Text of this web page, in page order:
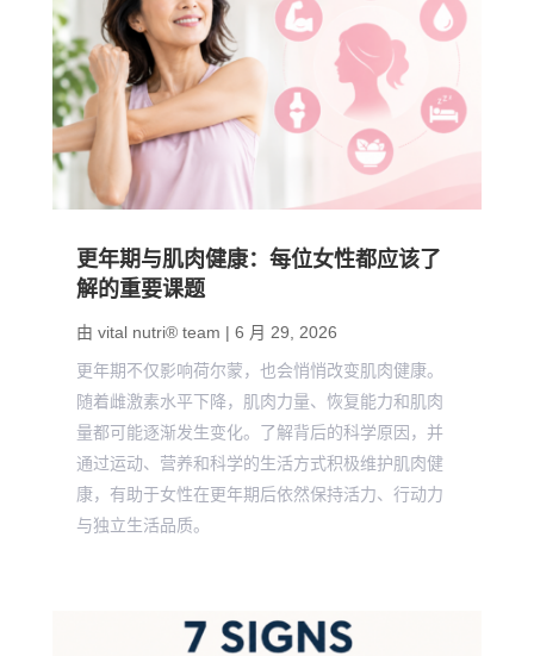
更年期与肌肉健康：每位女性都应该了
解的重要课题
由 vital nutri® team | 6 月 29, 2026
更年期不仅影响荷尔蒙，也会悄悄改变肌肉健康。
随着雌激素水平下降，肌肉力量、恢复能力和肌肉
量都可能逐渐发生变化。了解背后的科学原因，并
通过运动、营养和科学的生活方式积极维护肌肉健
康，有助于女性在更年期后依然保持活力、行动力
与独立生活品质。